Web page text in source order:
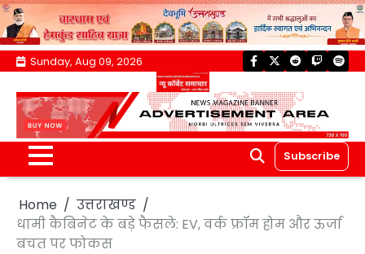
Skip
content
Sunday, Aug 09, 2026 facebook
twitterreddittwitch
Subscribe
Home
उत्तराखण्ड
धामी कैबिनेट के बड़े फैसले: EV, वर्क फ्रॉम होम और ऊर्जा
बचत पर फोकस